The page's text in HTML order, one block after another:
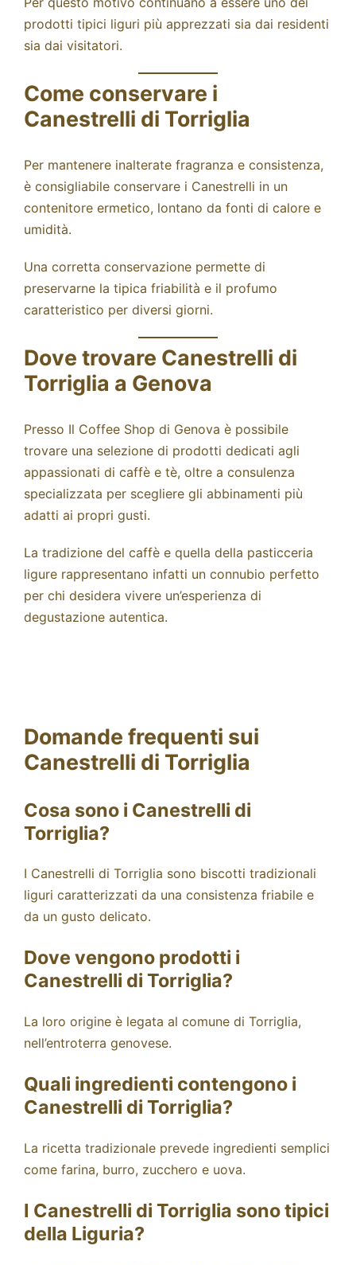
prodotti tipici liguri più apprezzati sia dai residenti
sia dai visitatori.
Come conservare i
Canestrelli di Torriglia
Per mantenere inalterate fragranza e consistenza,
è consigliabile conservare i Canestrelli in un
contenitore ermetico, lontano da fonti di calore e
umidità.
Una corretta conservazione permette di
preservarne la tipica friabilità e il profumo
caratteristico per diversi giorni.
Dove trovare Canestrelli di
Torriglia a Genova
Presso Il Coffee Shop di Genova è possibile
trovare una selezione di prodotti dedicati agli
appassionati di caffè e tè, oltre a consulenza
specializzata per scegliere gli abbinamenti più
adatti ai propri gusti.
La tradizione del caffè e quella della pasticceria
ligure rappresentano infatti un connubio perfetto
per chi desidera vivere un’esperienza di
degustazione autentica.
Domande frequenti sui
Canestrelli di Torriglia
Cosa sono i Canestrelli di
Torriglia?
I Canestrelli di Torriglia sono biscotti tradizionali
liguri caratterizzati da una consistenza friabile e
da un gusto delicato.
Dove vengono prodotti i
Canestrelli di Torriglia?
La loro origine è legata al comune di Torriglia,
nell’entroterra genovese.
Quali ingredienti contengono i
Canestrelli di Torriglia?
La ricetta tradizionale prevede ingredienti semplici
come farina, burro, zucchero e uova.
I Canestrelli di Torriglia sono tipici
della Liguria?